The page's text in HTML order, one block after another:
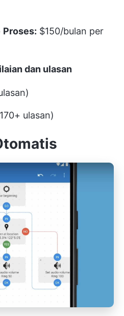
Proses: $150/bulan per
dan ulasan
ulasan)